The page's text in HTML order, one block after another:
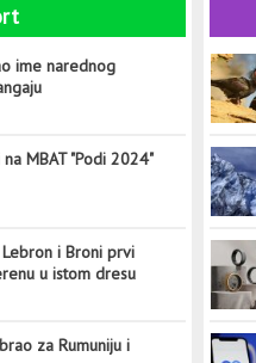
ime narednog
MBAT "Podi 2024"
Lebron i Broni prvi
u istom dresu
za Rumuniju i